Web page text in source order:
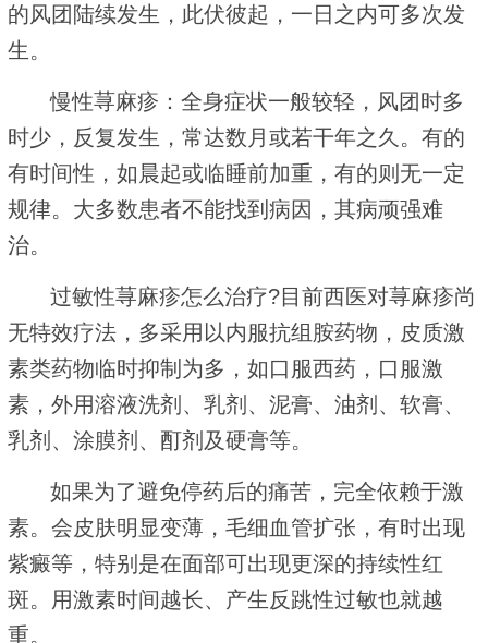
的风团陆续发生，此伏彼起，一日之内可多次发
生。
慢性荨麻疹：全身症状一般较轻，风团时多
时少，反复发生，常达数月或若干年之久。有的
有时间性，如晨起或临睡前加重，有的则无一定
规律。大多数患者不能找到病因，其病顽强难
治。
过敏性荨麻疹怎么治疗?目前西医对荨麻疹尚
无特效疗法，多采用以内服抗组胺药物，皮质激
素类药物临时抑制为多，如口服西药，口服激
素，外用溶液洗剂、乳剂、泥膏、油剂、软膏、
乳剂、涂膜剂、酊剂及硬膏等。
如果为了避免停药后的痛苦，完全依赖于激
素。会皮肤明显变薄，毛细血管扩张，有时出现
紫癜等，特别是在面部可出现更深的持续性红
斑。用激素时间越长、产生反跳性过敏也就越
重。